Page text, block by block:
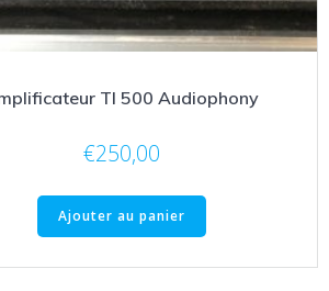
TI 500 Audiophony
€250,00
Ajouter au panier